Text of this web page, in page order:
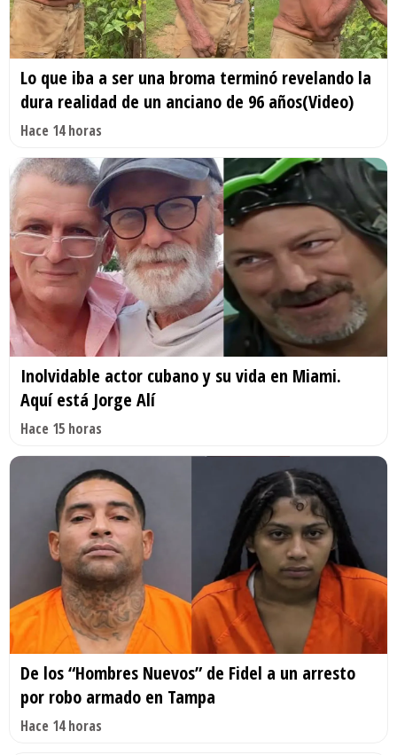
Lo que iba a ser una broma terminó revelando la
dura realidad de un anciano de 96 años(Video)
Hace 14 horas
Inolvidable actor cubano y su vida en Miami.
Aquí está Jorge Alí
Hace 15 horas
De los “Hombres Nuevos” de Fidel a un arresto
por robo armado en Tampa
Hace 14 horas